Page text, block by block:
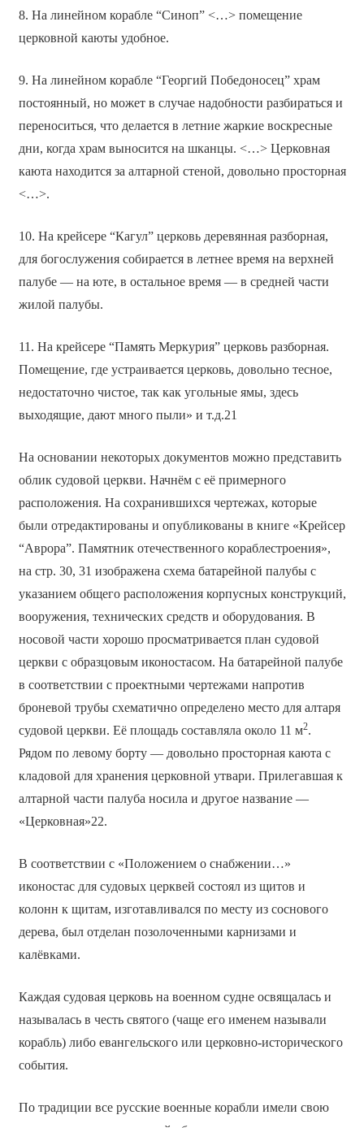
8. На линейном корабле “Синоп” <…> помещение
церковной каюты удобное.
9. На линейном корабле “Георгий Победоносец” храм
постоянный, но может в случае надобности разбираться и
переноситься, что делается в летние жаркие воскресные
дни, когда храм выносится на шканцы. <…> Церковная
каюта находится за алтарной стеной, довольно просторная
<…>.
10. На крейсере “Кагул” церковь деревянная разборная,
для богослужения собирается в летнее время на верхней
палубе — на юте, в остальное время — в средней части
жилой палубы.
11. На крейсере “Память Меркурия” церковь разборная.
Помещение, где устраивается церковь, довольно тесное,
недостаточно чистое, так как угольные ямы, здесь
выходящие, дают много пыли» и т.д.21
На основании некоторых документов можно представить
облик судовой церкви. Начнём с её примерного
расположения. На сохранившихся чертежах, которые
были отредактированы и опубликованы в книге «Крейсер
“Аврора”. Памятник отечественного кораблестроения»,
на стр. 30, 31 изображена схема батарейной палубы с
указанием общего расположения корпусных конструкций,
вооружения, технических средств и оборудования. В
носовой части хорошо просматривается план судовой
церкви с образцовым иконостасом. На батарейной палубе
в соответствии с проектными чертежами напротив
броневой трубы схематично определено место для алтаря
судовой церкви. Её площадь составляла около 11 м2.
Рядом по левому борту — довольно просторная каюта с
кладовой для хранения церковной утвари. Прилегавшая к
алтарной части палуба носила и другое название —
«Церковная»22.
В соответствии с «Положением о снабжении…»
иконостас для судовых церквей состоял из щитов и
колонн к щитам, изготавливался по месту из соснового
дерева, был отделан позолоченными карнизами и
калёвками.
Каждая судовая церковь на военном судне освящалась и
называлась в честь святого (чаще его именем называли
корабль) либо евангельского или церковно-исторического
события.
По традиции все русские военные корабли имели свою